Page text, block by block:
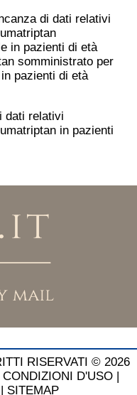
di dati relativi
in pazienti di età
somministrato per
pazienti di età
dati relativi
in pazienti
RISERVATI © 2026
CONDIZIONI D'USO |
SITEMAP